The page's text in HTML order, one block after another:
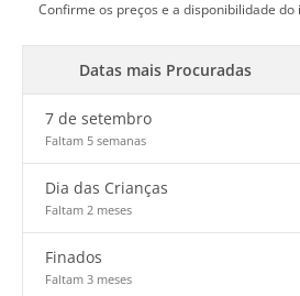
Confirme os preços e a disponibilidade
Datas mais Procuradas
7 de setembro
Faltam 5 semanas
Dia das Crianças
Faltam 2 meses
Finados
Faltam 3 meses